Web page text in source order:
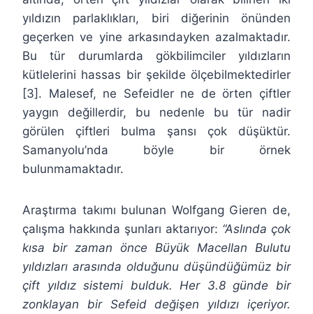
yıldızın parlaklıkları, biri diğerinin önünden
geçerken ve yine arkasındayken azalmaktadır.
Bu tür durumlarda gökbilimciler yıldızların
kütlelerini hassas bir şekilde ölçebilmektedirler
[3]. Malesef, ne Sefeidler ne de örten çiftler
yaygın değillerdir, bu nedenle bu tür nadir
görülen çiftleri bulma şansı çok düşüktür.
Samanyolu’nda böyle bir örnek
bulunmamaktadır.
Araştırma takımı bulunan Wolfgang Gieren de,
çalışma hakkında şunları aktarıyor: “Aslında çok
kısa bir zaman önce Büyük Macellan Bulutu
yıldızları arasında olduğunu düşündüğümüz bir
çift yıldız sistemi bulduk. Her 3.8 günde bir
zonklayan bir Sefeid değişen yıldızı içeriyor.